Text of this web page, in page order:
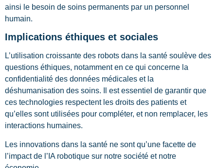
ainsi le besoin de soins permanents par un personnel
humain.
Implications éthiques et sociales
L’utilisation croissante des robots dans la santé soulève des
questions éthiques, notamment en ce qui concerne la
confidentialité des données médicales et la
déshumanisation des soins. Il est essentiel de garantir que
ces technologies respectent les droits des patients et
qu’elles sont utilisées pour compléter, et non remplacer, les
interactions humaines.
Les innovations dans la santé ne sont qu’une facette de
l’impact de l’IA robotique sur notre société et notre